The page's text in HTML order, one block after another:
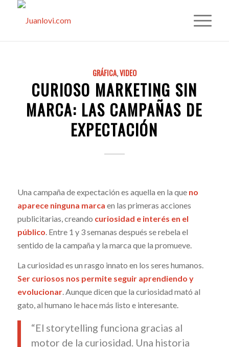
GRÁFICA,VIDEO
CURIOSO MARKETING SIN
MARCA: LAS CAMPAÑAS DE
EXPECTACIÓN
Una campaña de expectación es aquella en la que no
aparece ninguna marca en las primeras acciones
publicitarias, creando curiosidad e interés en el
público . Entre 1 y 3 semanas después se rebela el
sentido de la campaña y la marca que la promueve.
La curiosidad es un rasgo innato en los seres humanos.
Ser curiosos nos permite seguir aprendiendo y
evolucionar. Aunque dicen que la curiosidad mató al
gato, al humano le hace más listo e interesante.
“El storytelling funciona gracias al
motor de la curiosidad. Una historia